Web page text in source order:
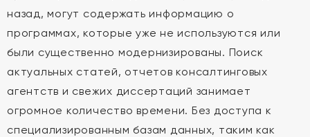
назад, могут содержать информацию о
программах, которые уже не используются или
были существенно модернизированы. Поиск
актуальных статей, отчетов консалтинговых
агентств и свежих диссертаций занимает
огромное количество времени. Без доступа к
специализированным базам данных, таким как